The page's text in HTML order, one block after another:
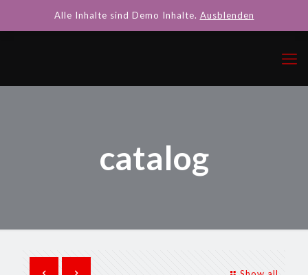
catalog
Alle Inhalte sind Demo Inhalte. Ausblenden